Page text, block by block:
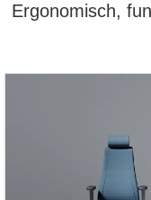
Ergonomisch,